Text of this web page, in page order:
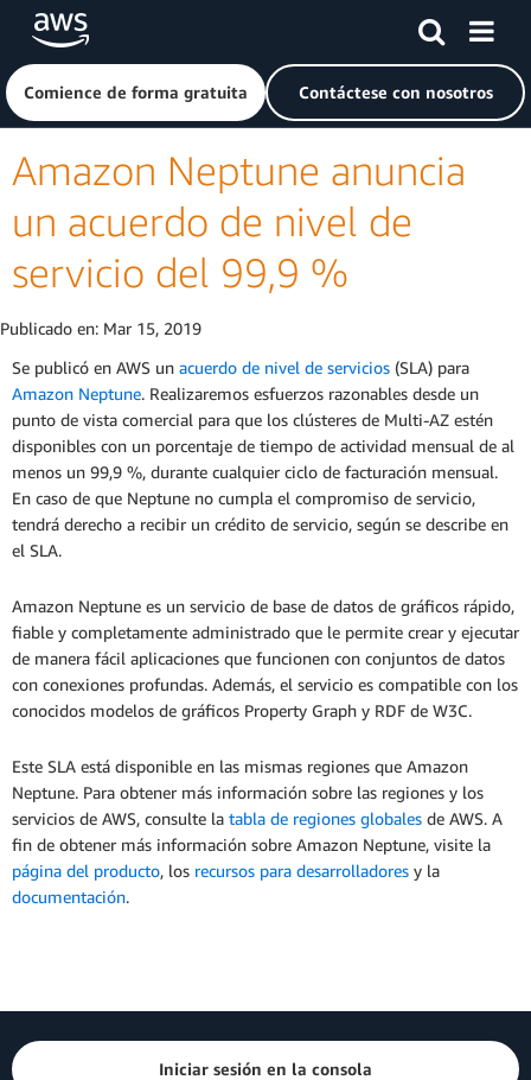
Saltar al contenido principal
Haga clic aquí para volver a la página de inicio de Amazon
Comience de forma gratuita Contáctese con nosotros
Amazon Neptune anuncia
un acuerdo de nivel de
servicio del 99,9 %
Publicado en: Mar 15, 2019
Se publicó en AWS un acuerdo de nivel de servicios (SLA) para
Amazon Neptune. Realizaremos esfuerzos razonables desde un
punto de vista comercial para que los clústeres de Multi-AZ estén
disponibles con un porcentaje de tiempo de actividad mensual de al
menos un 99,9 %, durante cualquier ciclo de facturación mensual.
En caso de que Neptune no cumpla el compromiso de servicio,
tendrá derecho a recibir un crédito de servicio, según se describe en
el SLA.
Amazon Neptune es un servicio de base de datos de gráficos rápido,
fiable y completamente administrado que le permite crear y ejecutar
de manera fácil aplicaciones que funcionen con conjuntos de datos
con conexiones profundas. Además, el servicio es compatible con los
conocidos modelos de gráficos Property Graph y RDF de W3C.
Este SLA está disponible en las mismas regiones que Amazon
Neptune. Para obtener más información sobre las regiones y los
servicios de AWS, consulte la tabla de regiones globales de AWS. A
fin de obtener más información sobre Amazon Neptune, visite la
página del producto, los recursos para desarrolladores y la
documentación.
Iniciar sesión en la consola